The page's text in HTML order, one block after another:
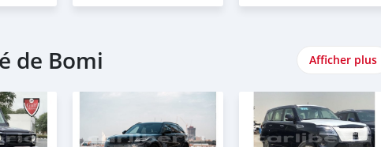
de Bomi Afficher plus